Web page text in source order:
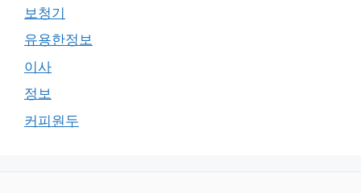
보청기
유용한정보
이사
정보
커피원두